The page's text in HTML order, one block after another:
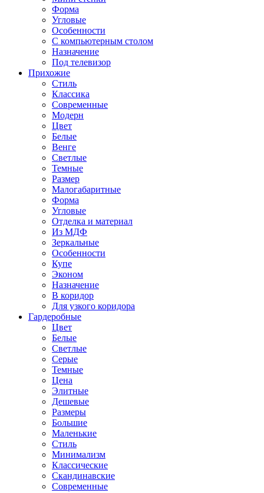
Форма
Угловые
Особенности
С компьютерным столом
Назначение
Под телевизор
Прихожие
Стиль
Классика
Современные
Модерн
Цвет
Белые
Венге
Светлые
Темные
Размер
Малогабаритные
Форма
Угловые
Отделка и материал
Из МДФ
Зеркальные
Особенности
Купе
Эконом
Назначение
В коридор
Для узкого коридора
Гардеробные
Цвет
Белые
Светлые
Серые
Темные
Цена
Элитные
Дешевые
Размеры
Большие
Маленькие
Стиль
Минимализм
Классические
Скандинавские
Современные